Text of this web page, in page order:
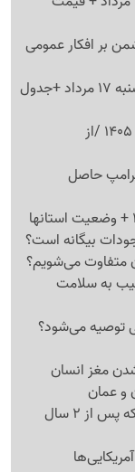
بر افکار عمومی
آخرین قیمت محصولات ایران خودرو امروز شنبه 17 مرداد +جدول
برنامه مسابقات ورزشی امروز شنبه 17 مرداد 1405 /از
حاصل
بیگانه است؟
متفاوت می‌شویم؟
به سلامت
توصیه می‌شود؟
مغز انسان
و عمان
وداع اهالی سینما با مریم همتیان؛ بازیگری که پس از 2 سال